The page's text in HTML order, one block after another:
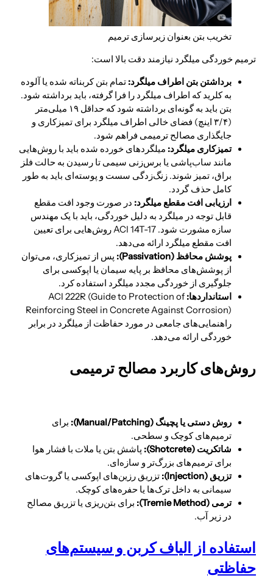
تخریب بتن بعنوان زیرسازی ترمیم
ترمیم خوردگی میلگرد نیازمند دقت بالا است:
برداشتن بتن اطراف میلگرد: تمام بتن کربناته شده یا آلوده
به کلرید که اطراف میلگرد را فرا گرفته، باید برداشته شود.
بتن باید به گونه‌ای برداشته شود که حداقل ۱۹ میلی‌متر
(۳/۴ اینچ) فضای خالی اطراف میلگرد برای تمیزکاری و
جایگذاری مصالح ترمیمی فراهم شود.
تمیزکاری میلگرد: میلگردهای خورده شده باید با روش‌هایی
مانند ساب‌پاشی یا برس‌زنی سیمی تا رسیدن به حالت فلز
براق، تمیز شوند. زنگ‌زدگی سست و پوسته‌ای باید به طور
کامل حذف گردد.
ارزیابی افت مقطع میلگرد: در صورت وجود افت مقطع
قابل توجه در میلگرد به دلیل خوردگی، باید با یک مهندس
سازه مشورت شود. ACI 14T-17 روش‌هایی برای تعیین
افت مقطع میلگرد ارائه می‌دهد.
پوشش محافظ (Passivation
): پس از تمیزکاری، می‌توان
از پوشش‌های محافظ بر پایه سیمان یا اپوکسی برای
جلوگیری از خوردگی مجدد میلگرد استفاده کرد.
استانداردها: ACI 222R (Guide to Protection of
Reinforcing Steel in Concrete Against Corrosion)
راهنمایی‌های جامعی در مورد حفاظت از میلگرد در برابر
خوردگی ارائه می‌دهد.
روش‌های کاربرد مصالح ترمیمی
روش دستی یا پچینگ (Manual/Patching
): برای
ترمیم‌های کوچک و سطحی.
شاتکریت (Shotcrete
): پاشش بتن یا ملات با فشار هوا
برای ترمیم‌های بزرگ‌تر و سازه‌ای.
تزریق (Injection
): تزریق رزین‌های اپوکسی یا گروت‌های
سیمانی به داخل ترک‌ها یا حفره‌های کوچک.
ترمی (Tremie Method
): برای بتن‌ریزی یا تزریق مصالح
در زیر آب.
استفاده از الیاف کربن و سیستم‌های
حفاظتی